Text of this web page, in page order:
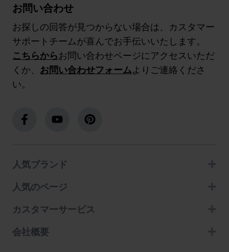
お問い合わせ
お探しの回答が見つからない場合は、カスタマー
サポートチームが喜んでお手伝いいたします。
こちらからお問い合わせページにアクセスいただ
くか、 お問い合わせフォームよりご連絡くださ
い。
人気ブランド
人気のページ
カスタマーサービス
会社概要